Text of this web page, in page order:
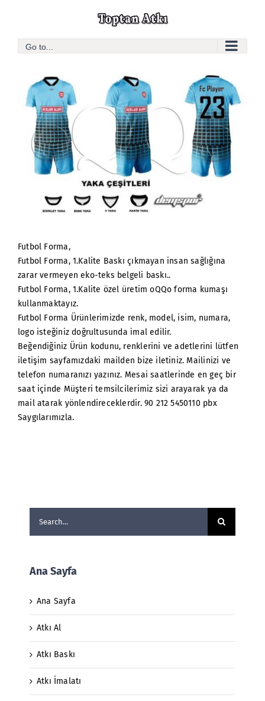
Go to...
Futbol Forma,
Futbol Forma, 1.Kalite Baskı çıkmayan insan sağlığına
zarar vermeyen eko-teks belgeli baskı..
Futbol Forma, 1.Kalite özel üretim oQQo forma kumaşı
kullanmaktayız.
Futbol Forma Ürünlerimizde renk, model, isim, numara,
logo isteğiniz doğrultusunda imal edilir.
Beğendiğiniz Ürün kodunu, renklerini ve adetlerini lütfen
iletişim sayfamızdaki mailden bize iletiniz. Mailinizi ve
telefon numaranızı yazınız. Mesai saatlerinde en geç bir
saat içinde Müşteri temsilcilerimiz sizi arayarak ya da
mail atarak yönlendireceklerdir. 90 212 5450110 pbx
Saygılarımızla.
Ana Sayfa
Ana Sayfa
Atkı Al
Atkı Baskı
Atkı İmalatı